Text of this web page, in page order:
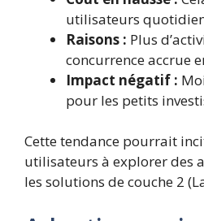
utilisateurs
Raisons : Plus
concurrence accrue
Impact négatif :
pour les petits
Cette tendance pourrait
utilisateurs à explorer des
les solutions de couche 2